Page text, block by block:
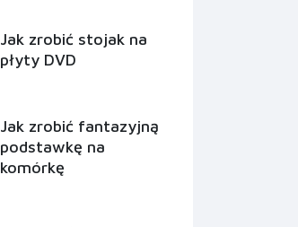
Jak zrobić stojak na
płyty DVD
Jak zrobić fantazyjną
podstawkę na
komórkę